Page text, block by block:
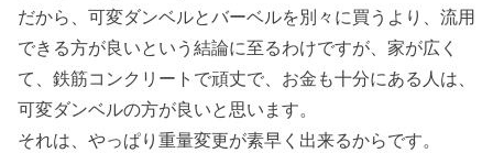
だから、可変ダンベルとバーベルを別々に買うより、流用
できる方が良いという結論に至るわけですが、家が広く
て、鉄筋コンクリートで頑丈で、お金も十分にある人は、
可変ダンベルの方が良いと思います。
それは、やっぱり重量変更が素早く出来るからです。